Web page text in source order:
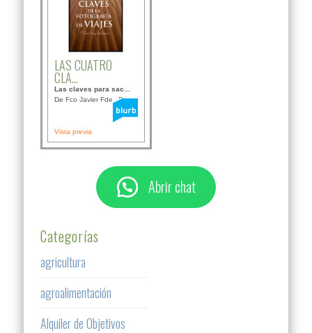
LAS CUATRO
CLA...
Las claves para sac...
De Fco Javier Fdez B...
Vista previa
Abrir chat
Categorías
agricultura
agroalimentación
Alquiler de Objetivos